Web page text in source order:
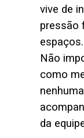
vive de
pressão
Não
como
da